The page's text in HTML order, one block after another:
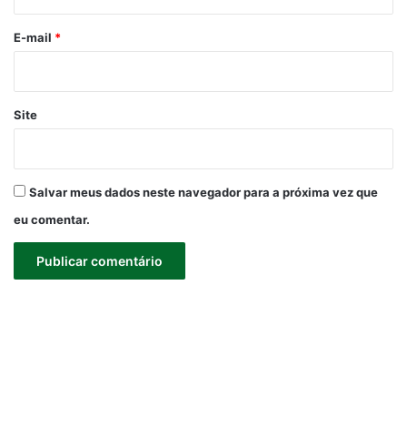
*
E-mail *
Site
Salvar meus dados neste navegador para a próxima vez que
eu comentar.